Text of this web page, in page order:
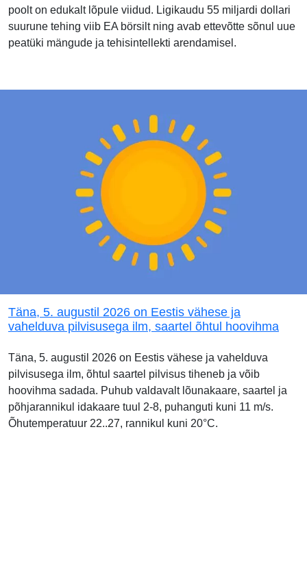
poolt on edukalt lõpule viidud. Ligikaudu 55 miljardi dollari
suurune tehing viib EA börsilt ning avab ettevõtte sõnul uue
peatüki mängude ja tehisintellekti arendamisel.
Täna, 5. augustil 2026 on Eestis vähese ja
vahelduva pilvisusega ilm, saartel õhtul hoovihma
Täna, 5. augustil 2026 on Eestis vähese ja vahelduva
pilvisusega ilm, õhtul saartel pilvisus tiheneb ja võib
hoovihma sadada. Puhub valdavalt lõunakaare, saartel ja
põhjarannikul idakaare tuul 2-8, puhanguti kuni 11 m/s.
Õhutemperatuur 22..27, rannikul kuni 20°C.